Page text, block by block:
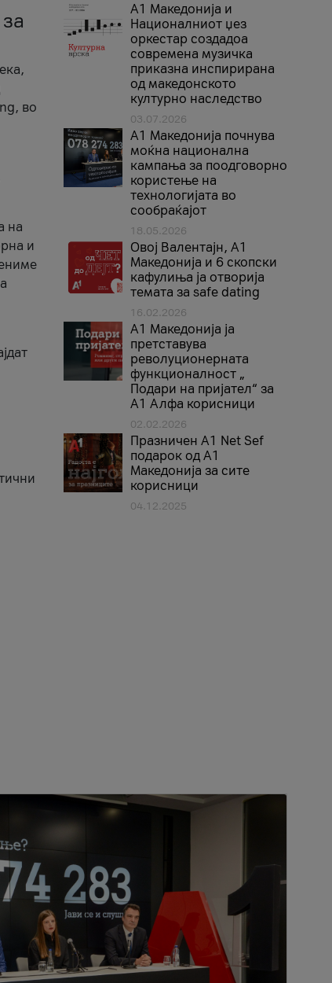
во
на
и
А1 Македонија и
Националниот џез
оркестар создадоа
современа музичка
приказна инспирирана
од македонското
културно наследство
03.07.2026
A1 Македонија почнува
моќна национална
кампања за поодговорно
користење на
технологијата во
сообраќајот
18.05.2026
Овој Валентајн, A1
Македонија и 6 скопски
кафулиња ја отворија
темата за safe dating
16.02.2026
А1 Македонија ја
претставува
револуционерната
функционалност „
Подари на пријател“ за
А1 Алфа корисници
02.02.2026
Празничен A1 Net Sеf
подарок од А1
Македонија за сите
корисници
04.12.2025